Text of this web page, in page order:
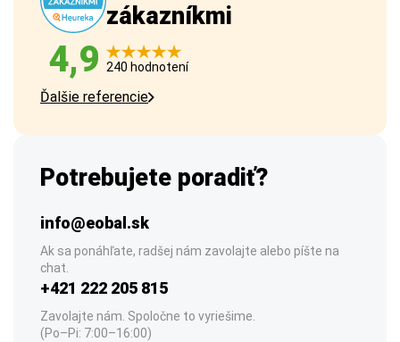
zákazníkmi
4,9 240 hodnotení
Ďalšie referencie
Potrebujete poradiť?
info@eobal.sk
Ak sa ponáhľate, radšej nám zavolajte alebo píšte na
chat.
+421 222 205 815
Zavolajte nám. Spoločne to vyriešime.
(Po–Pi: 7:00–16:00)